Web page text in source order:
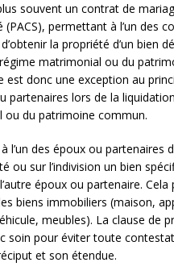
souvent un contrat de
(PACS), permettant à l’un des
la propriété d’un bien
matrimonial ou du
est donc une exception au
partenaires lors de la
ou du patrimoine commun.
l’un des époux ou partenaires
ou sur l’indivision un bien
époux ou partenaire.
biens immobiliers (maison,
meubles). La clause de
soin pour éviter toute
et son étendue.